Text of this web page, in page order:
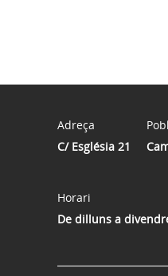
Adreça
C/ Església 21
Horari
De dilluns a